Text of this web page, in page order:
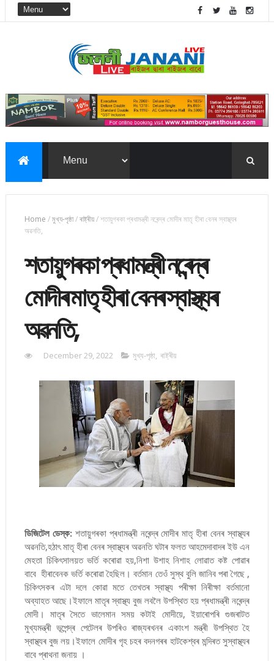
Home /মুখ্য-পৃষ্ঠা/ৰাষ্ট্ৰীয়/শতায়ুগৰকা প্ৰধামন্ত্ৰী নৰেন্দ্ৰ মোদীৰ মাতৃ হীৰা বেনৰ স্বাস্থ্যৰ
অৱনতি,
শতায়ুগৰকা প্ৰধামন্ত্ৰী নৰেন্দ্ৰ
মোদীৰ মাতৃ হীৰা বেনৰ স্বাস্থ্যৰ
অৱনতি,
December 29, 2022 মুখ্য-পৃষ্ঠা ৰাষ্ট্ৰীয়
ডিজিটেল ডেস্ক: শতায়ুগৰকা প্ৰধামন্ত্ৰী নৰেন্দ্ৰ মোদীৰ মাতৃ হীৰা বেনৰ স্বাস্থ্যৰ
অৱনতি,হঠাৎ মাতৃ হীৰা বেনৰ স্বাস্থ্যৰ অৱনতি ঘটাৰ ফলত আহমেদাবাদৰ ইউ এন
মেহতা চিকিৎসালয়ত ভৰ্তি কৰোৱা হয়,নিশা উশাহ নিশাহ লোৱাত কষ্ট পোৱাৰ
বাবে হীৰাবেনক ভৰ্তি কৰোৱা হৈছিল। বৰ্তমান তেওঁ সুস্থ বুলি জানিব পৰা গৈছে ,
চিকিৎসকৰ এটা দলে কোৱা মতে তেখতৰ স্বাস্থ্য পৰীক্ষা নিৰীক্ষা বৰ্তমানো
অব্যাহত আছে।ইফালে মাতৃৰ স্বাস্থ্য বুজ লবলৈ উপস্থিত হয় প্ৰধামন্ত্ৰী নৰেন্দ্ৰ
মোদী। মাতৃৰ সৈতে ভালেমান সময় কটাই মোদীয়ে, ইয়াৰোপৰি গুজৰাটত
মুখ্যমন্ত্ৰী ভূপেন্দ্ৰ পেটেলৰ উপৰিও ৰাজ্যৰখনৰ একাংশ মন্ত্ৰী উপস্থিত হৈ
স্বাস্থ্যৰ বুজ লয়।ইফালে মোদীৰ গৃহ চহৰ বদনগৰৰ হাটকেশ্বৰ মন্দিৰত সুস্বাস্থ্যৰ
বাবে প্ৰাথনা জনায় ।